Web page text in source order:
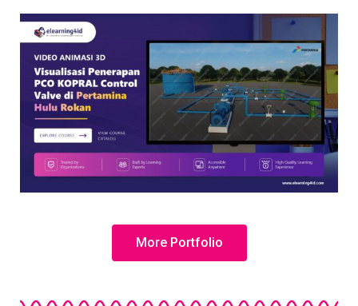
More Portfolio